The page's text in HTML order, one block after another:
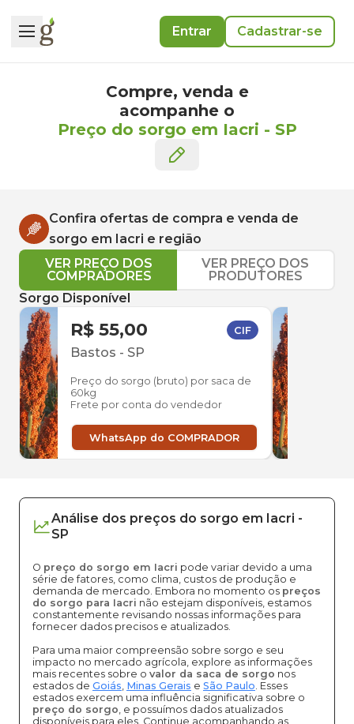
Entrar Cadastrar-se
Compre, venda e
acompanhe o
Preço do sorgo em Iacri - SP
Confira ofertas de compra e venda de
sorgo em Iacri e região
VER PREÇO DOS
COMPRADORES
VER PREÇO DOS
PRODUTORES
Sorgo Disponível
R$ 55,00 CIF
Bastos - SP
Preço do sorgo (bruto) por saca de
60kg
Frete por conta do vendedor
WhatsApp do COMPRADOR
Análise dos preços do sorgo em Iacri -
SP
O preço do sorgo em Iacri pode variar devido a uma
série de fatores, como clima, custos de produção e
demanda de mercado. Embora no momento os preços
do sorgo para Iacri não estejam disponíveis, estamos
constantemente revisando nossas informações para
fornecer dados precisos e atualizados.
Para uma maior compreensão sobre sorgo e seu
impacto no mercado agrícola, explore as informações
mais recentes sobre o valor da saca de sorgo nos
estados de Goiás, Minas Gerais e São Paulo. Esses
estados exercem uma influência significativa sobre o
preço do sorgo, e possuímos dados atualizados
disponíveis para eles. Continue acompanhando as